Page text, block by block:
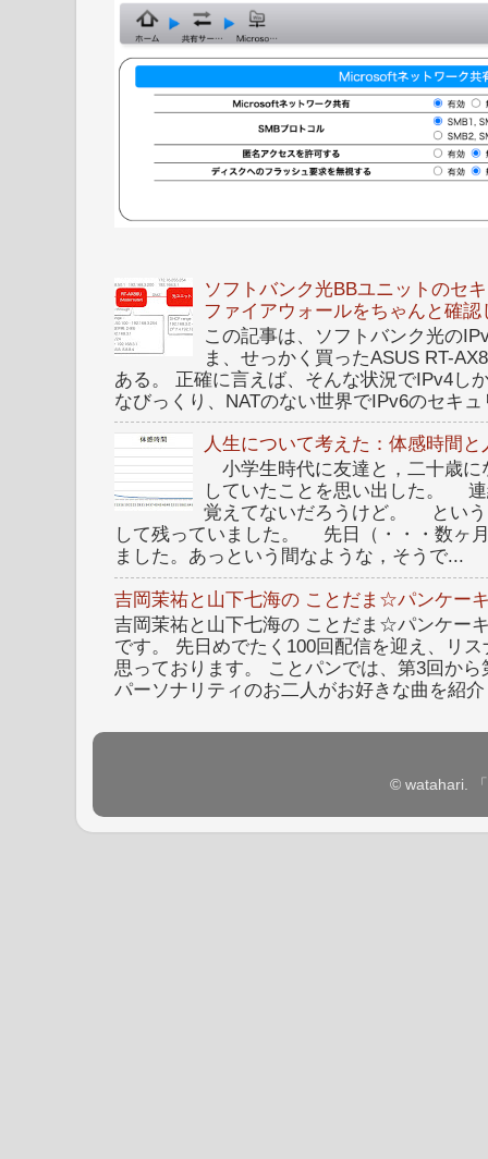
ソフトバンク光BBユニットのセ
ファイアウォールをちゃんと確認
この記事は、ソフトバンク光の
ま、せっかく買ったASUS RT-
ある。 正確に言えば、そんな状況でIPv4し
なびっくり、NATのない世界でIPv6のセキ
人生について考えた：体感時間
小学生時代に友達と，二十歳に
していたことを思い出した。
覚えてないだろうけど。 という
して残っていました。 先日（・・・数ヶ
ました。あっという間なような，そうで...
吉岡茉祐と山下七海の ことだま☆パンケー
吉岡茉祐と山下七海の ことだま☆パンケー
です。 先日めでたく100回配信を迎え、リ
思っております。 ことパンでは、第3回か
パーソナリティのお二人がお好きな曲を紹
© watahari.